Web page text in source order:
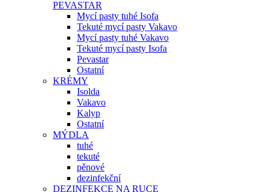
PEVASTAR
Mycí pasty tuhé Isofa
Tekuté mycí pasty Vakavo
Mycí pasty tuhé Vakavo
Tekuté mycí pasty Isofa
Pevastar
Ostatní
KRÉMY
Isolda
Vakavo
Kalyp
Ostatní
MÝDLA
tuhé
tekuté
pěnové
dezinfekční
DEZINFEKCE NA RUCE